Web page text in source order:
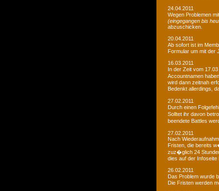
24.04.2011
Wegen Problemen
(eingegangen bis
abzuschicken.
20.04.2011
Ab sofort ist im
Formular um mit der
16.03.2011
In der Zeit vom
Accountnamen
wird dann zeitnah
Bedenkt allerdings,
27.02.2011
Durch einen
Solltet ihr davon
beendete Battles
27.02.2011
Nach
Fristen, die bereits
zuz�glich 24
dies auf der
26.02.2011
Das Problem wurde
Die Fristen werden